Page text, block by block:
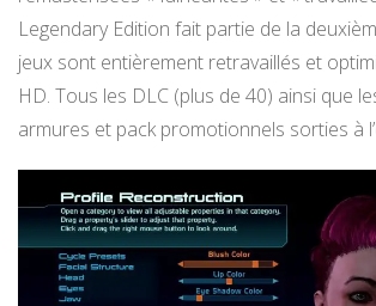
Legendary Edition fait partie de la
jeux sont entièrement retravaillés et
HD. Tous les DLC (plus de 40) ainsi que
armures et pack promotionnels sorties à